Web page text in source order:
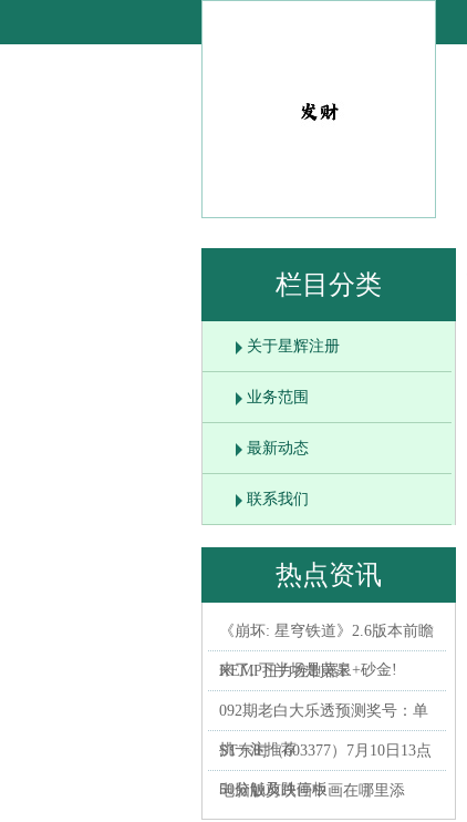
栏目分类
关于星辉注册
业务范围
最新动态
联系我们
热点资讯
《崩坏: 星穹铁道》2.6版本前瞻
来了, 下半场是黄泉+砂金!
KEMP扭力控制器E
092期老白大乐透预测奖号：单
挑一注推荐
ST东时（603377）7月10日13点
50分触及跌停板
电脑版剪映画中画在哪里添